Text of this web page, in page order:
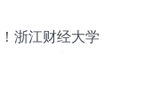
浙江财经大学